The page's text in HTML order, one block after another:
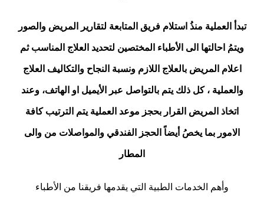
تبدأ العملية منذُ استلام فريق المتابعة لتقارير المريض والصور
ويتمُ احالتها الى الأطباء المختصين لتحديد العلاج المناسب ثم
اعلام المريض بالعلاج اللازم ونسبة النجاح والتكاليف العلاج
والعملية ، كل ذلك يتم بالتواصل عبر الأيميل او الهاتف، وعند
اتخاذ المريض القرار بحجز موعد العملية يتم الترتيب كافة
الامور بما يخصُ أيضاً الحجز الفندقي والمواصلات من والى
المطار
وأهم الخدمات الطبية التي يقدمها فريقنا من الأطباء